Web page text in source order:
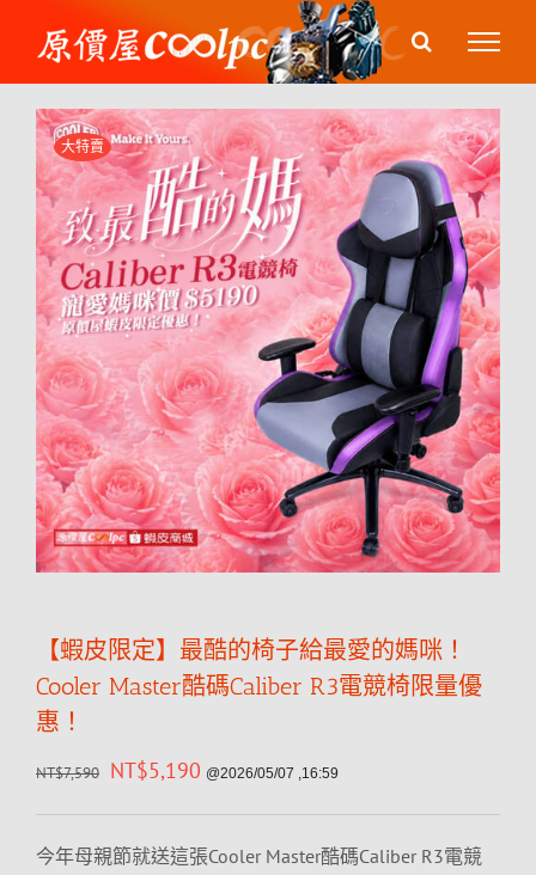
content
大特賣
【蝦皮限定】最酷的椅子給最愛的媽咪！
Cooler Master酷碼Caliber R3電競椅限量優
惠！
NT$7,590 NT$5,190 @2026/05/07 ,16:59
今年母親節就送這張Cooler Master酷碼Caliber R3電競